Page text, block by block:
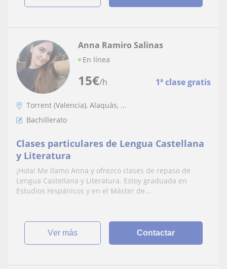
15€/h 1ª clase gratis
Anna Ramiro Salinas
En línea
Torrent (Valencia), Alaquàs, ...
Bachillerato
Clases particulares de Lengua Castellana
y Literatura
¡Hola! Me llamo Anna y ofrezco clases de repaso de
Lengua Castellana y Literatura. Estoy graduada en
Estudios Hispánicos y en el Máster de...
ver más Contactar